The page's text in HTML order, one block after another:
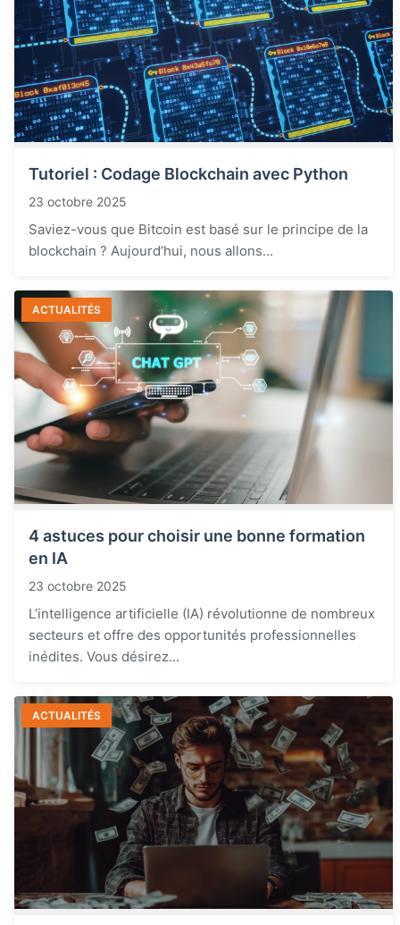
Tutoriel : Codage Blockchain avec Python
23 octobre 2025
Saviez-vous que Bitcoin est basé sur le principe de la
blockchain ? Aujourd’hui, nous allons...
ACTUALITÉS
4 astuces pour choisir une bonne formation
en IA
23 octobre 2025
L’intelligence artificielle (IA) révolutionne de nombreux
secteurs et offre des opportunités professionnelles
inédites. Vous désirez...
ACTUALITÉS